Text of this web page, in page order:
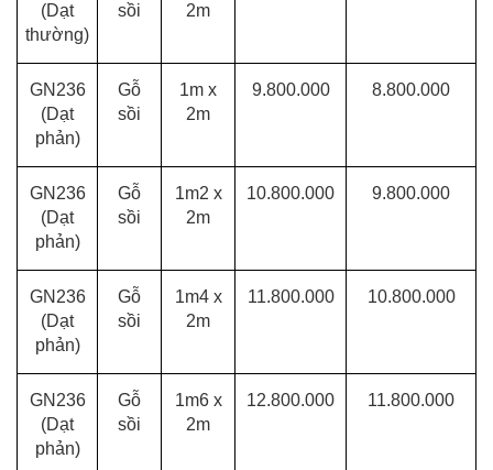
(Dạt
thường)
sồi
2m
GN236
(Dạt
phản)
Gỗ
sồi
1m x
2m
9.800.000 8.800.000
GN236
(Dạt
phản)
Gỗ
sồi
1m2 x
2m
10.800.000 9.800.000
GN236
(Dạt
phản)
Gỗ
sồi
1m4 x
2m
11.800.000 10.800.000
GN236
(Dạt
phản)
Gỗ
sồi
1m6 x
2m
12.800.000 11.800.000